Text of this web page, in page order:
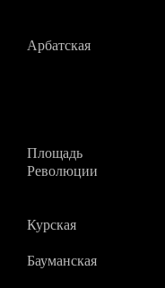
Арбатская
Площадь
Революции
Курская
Бауманская